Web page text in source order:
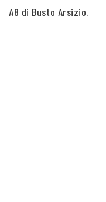
A8 di Busto Arsizio.